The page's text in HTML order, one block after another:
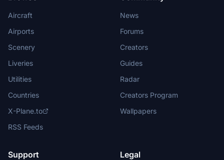
Aircraft
Airports
Scenery
Liveries
Utilities
Countries
X-Plane.to
RSS Feeds
News
Forums
Creators
Guides
Radar
Creators Program
Wallpapers
Support Legal